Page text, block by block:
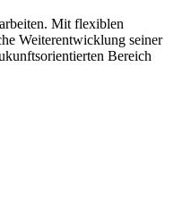
Mit flexiblen
Weiterentwicklung seiner
Bereich